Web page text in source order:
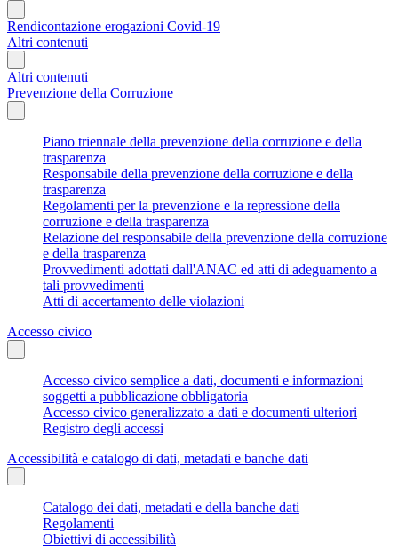
Rendicontazione erogazioni Covid-19
Altri contenuti
Altri contenuti
Prevenzione della Corruzione
Piano triennale della prevenzione della corruzione e della
trasparenza
Responsabile della prevenzione della corruzione e della
trasparenza
Regolamenti per la prevenzione e la repressione della
corruzione e della trasparenza
Relazione del responsabile della prevenzione della corruzione
e della trasparenza
Provvedimenti adottati dall'ANAC ed atti di adeguamento a
tali provvedimenti
Atti di accertamento delle violazioni
Accesso civico
Accesso civico semplice a dati, documenti e informazioni
soggetti a pubblicazione obbligatoria
Accesso civico generalizzato a dati e documenti ulteriori
Registro degli accessi
Accessibilità e catalogo di dati, metadati e banche dati
Catalogo dei dati, metadati e della banche dati
Regolamenti
Obiettivi di accessibilità